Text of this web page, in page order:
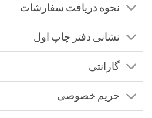
نحوه دریافت سفارشات
نشانی دفتر چاپ اول
گارانتی
حریم خصوصی